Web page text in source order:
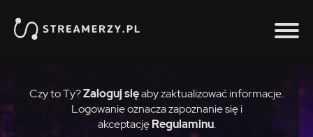
Czy to Ty?Zaloguj sięaby zaktualizować informacje.
Logowanie oznacza zapoznanie się i
akceptację Regulaminu.